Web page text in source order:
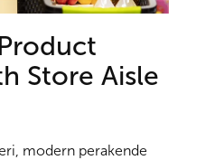
Store Aisle
modern perakende